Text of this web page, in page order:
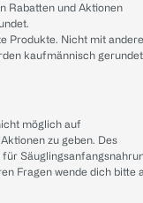
Rabatten und Aktionen
Produkte. Nicht mit
kaufmännisch
möglich auf
zu geben. Des
Fragen wende dich bitte